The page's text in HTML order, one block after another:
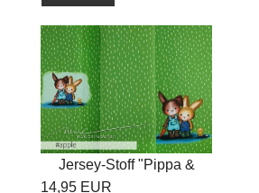
Jersey-Stoff "Pippa &
Arved...
14,95 EUR